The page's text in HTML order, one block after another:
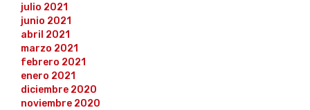
julio 2021
junio 2021
abril 2021
marzo 2021
febrero 2021
enero 2021
diciembre 2020
noviembre 2020